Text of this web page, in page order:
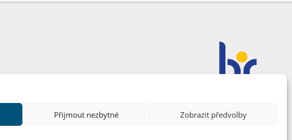
Přijmout nezbytné Zobrazit předvolby